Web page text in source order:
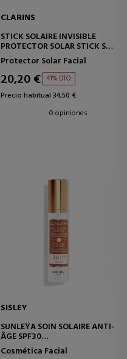
CLARINS
STICK SOLAIRE INVISIBLE
PROTECTOR SOLAR STICK SPF
50
Protector Solar Facial
20,20 € 41% DTO.
Precio habitual 34,50 €
0 opiniones
SISLEY
SUNLEŸA SOIN SOLAIRE ANTI-
ÂGE SPF30
CREMA PROTECTORA
ANTIEDAD
Cosmética Facial